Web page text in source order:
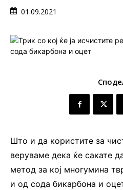
01.09.2021
Што и да користите за
веруваме дека ќе сакате
метод за кој многумина
и од сода бикарбона и